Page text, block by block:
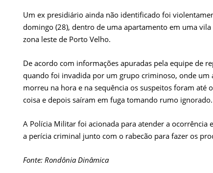
Um ex presidiário ainda não identificado foi
domingo (28), dentro de uma apartamento em uma
zona leste de Porto Velho.
De acordo com informações apuradas pela equipe de
quando foi invadida por um grupo criminoso, onde
morreu na hora e na sequência os suspeitos foram
coisa e depois saíram em fuga tomando rumo ignorado.
A Polícia Militar foi acionada para atender a
a perícia criminal junto com o rabecão para fazer os
Fonte: Rondônia Dinâmica